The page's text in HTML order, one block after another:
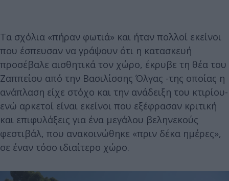
Τα σχόλια «πήραν φωτιά» και ήταν πολλοί εκείνοι
που έσπευσαν να γράψουν ότι η κατασκευή
προσέβαλε αισθητικά τον χώρο, έκρυβε τη θέα του
Ζαππείου από την Βασιλίσσης Όλγας -της οποίας η
ανάπλαση είχε στόχο και την ανάδειξη του κτιρίου-
ενώ αρκετοί είναι εκείνοι που εξέφρασαν κριτική
και επιφυλάξεις για ένα μεγάλου βεληνεκούς
φεστιβάλ, που ανακοινώθηκε «πριν δέκα ημέρες»,
σε έναν τόσο ιδιαίτερο χώρο.